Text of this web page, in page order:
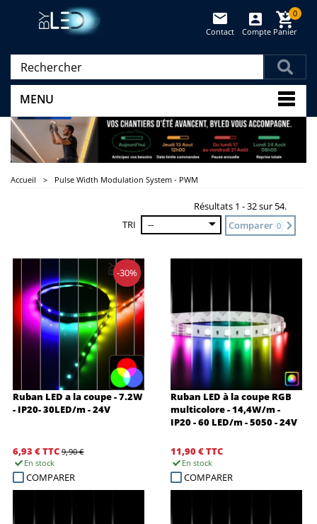
Panier
0
Compte
Contact
MENU
Accueil > Pulse Width Modulation System - PWM
Résultats 1 - 32 sur 54.
TRI
-- Comparer 0
Ruban LED a la coupe - 7.2W
- IP20- 30LED/m - 24V
-30%
6,93 €TTC 9,90 €
En stock
COMPARER
Ruban LED à la coupe RGB
multicolore - 14,4W/m -
IP20 - 60 LED/m - 5050 - 24V
11,90 €TTC
En stock
COMPARER